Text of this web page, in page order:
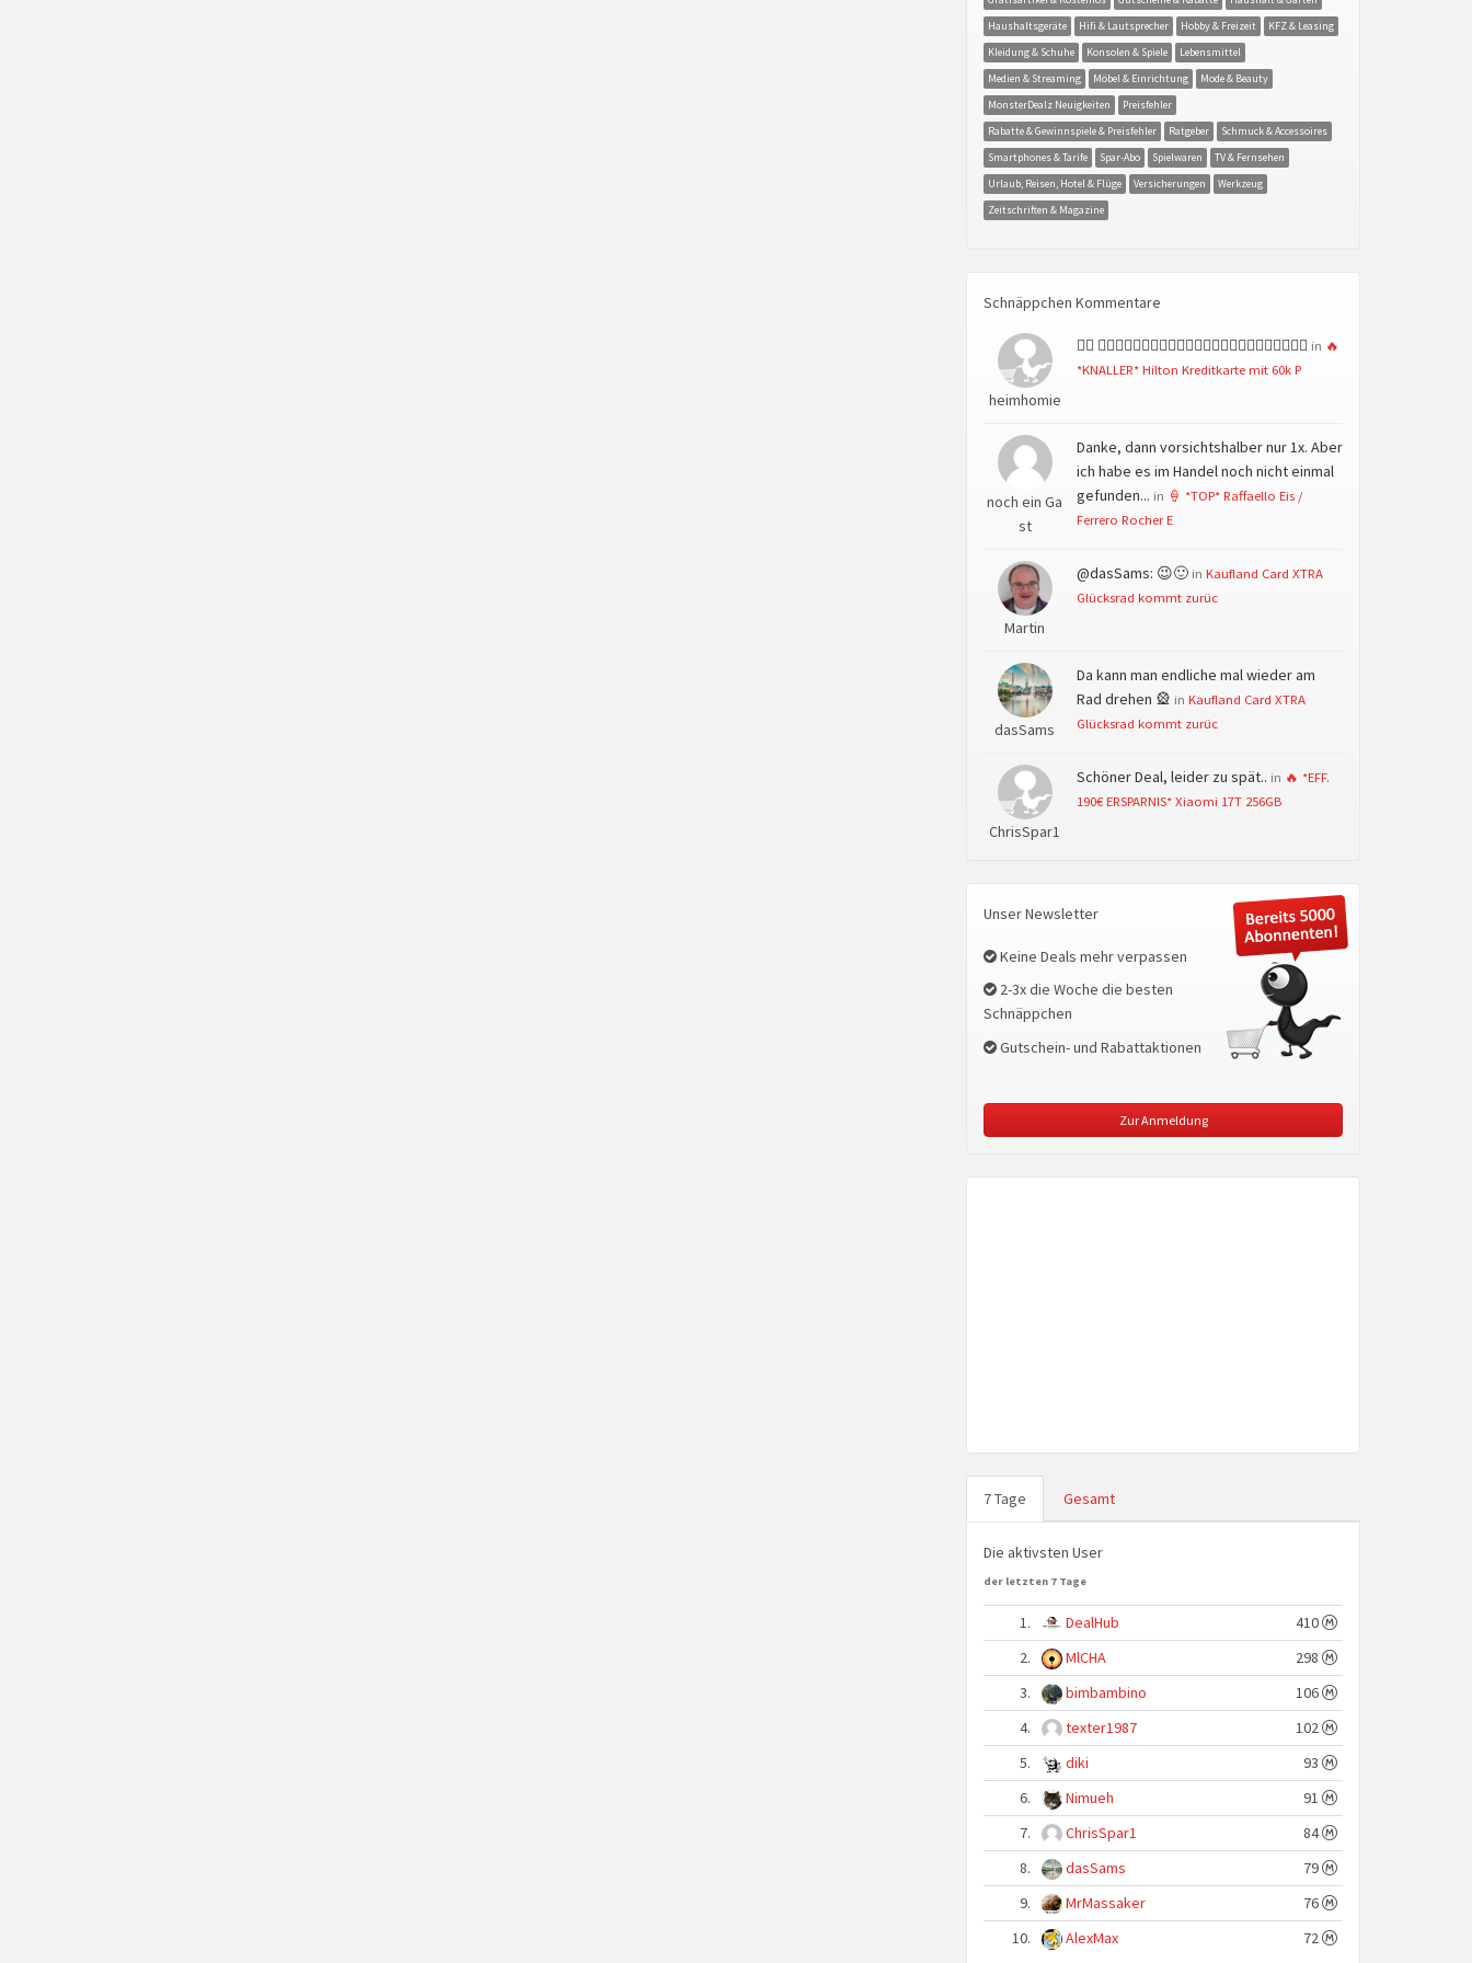
Haushaltsgeräte
Hifi & Lautsprecher Hobby & Freizeit
KFZ & Leasing
Kleidung & Schuhe
Konsolen & Spiele
Lebensmittel
Medien & Streaming
Möbel & Einrichtung
Mode & Beauty
MonsterDealz Neuigkeiten
Preisfehler
Rabatte & Gewinnspiele & Preisfehler
Ratgeber
Schmuck & Accessoires
Smartphones & Tarife
Spar-Abo Spielwaren
TV & Fernsehen
Urlaub, Reisen, Hotel & Flüge
Versicherungen
Werkzeug
Zeitschriften & Magazine
Schnäppchen Kommentare
heimhomie
👍🏻 👍🏻👍🏻👍🏻👍🏻👍🏻👍🏻👍🏻👍🏻👍🏻👍🏻👍🏻👍🏻 in 🔥
*KNALLER* Hilton Kreditkarte mit 60k P
noch ein Ga
st
Danke, dann vorsichtshalber nur 1x. Aber
ich habe es im Handel noch nicht einmal
gefunden... in 🍦 *TOP* Raffaello Eis /
Ferrero Rocher E
Martin
@dasSams: 😉🙂 in Kaufland Card XTRA
Glücksrad kommt zurüc
dasSams
Da kann man endliche mal wieder am
Rad drehen 🎡 in Kaufland Card XTRA
Glücksrad kommt zurüc
ChrisSpar1
Schöner Deal, leider zu spät.. in 🔥 *EFF.
190€ ERSPARNIS* Xiaomi 17T 256GB
Unser Newsletter
Keine Deals mehr verpassen
2-3x die Woche die besten
Schnäppchen
Gutschein- und Rabattaktionen
Zur Anmeldung
7 Tage Gesamt
Die aktivsten User
der letzten 7 Tage
1. DealHub
410
2.
MlCHA
298
3.
bimbambino
106
4.
texter1987
102
5.
diki
93
6.
Nimueh
91
7.
ChrisSpar1
84
8.
dasSams
79
9.
MrMassaker
76
10.
AlexMax 72